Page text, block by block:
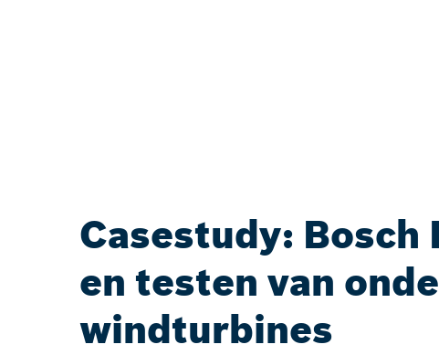
Casestudy:
en testen van
windturbines